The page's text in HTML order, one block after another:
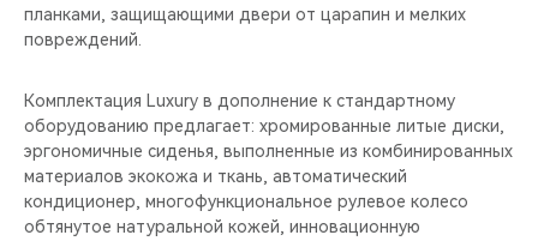
планками, защищающими двери от царапин и мелких
повреждений.
Комплектация Luxury в дополнение к стандартному
оборудованию предлагает: хромированные литые диски,
эргономичные сиденья, выполненные из комбинированных
материалов экокожа и ткань, автоматический
кондиционер, многофункциональное рулевое колесо
обтянутое натуральной кожей, инновационную